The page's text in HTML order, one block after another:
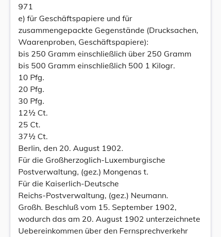
971
e) für Geschäftspapiere und für
zusammengepackte Gegenstände (Drucksachen,
Waarenproben, Geschäftspapiere):
bis 250 Gramm einschließlich über 250 Gramm
bis 500 Gramm einschließlich 500 1 Kilogr.
10 Pfg.
20 Pfg.
30 Pfg.
12½ Ct.
25 Ct.
37½ Ct.
Berlin, den 20. August 1902.
Für die Großherzoglich-Luxemburgische
Postverwaltung, (gez.) Mongenas t.
Für die Kaiserlich-Deutsche
Reichs-Postverwaltung, (gez.) Neumann.
Großh. Beschluß vom 15. September 1902,
wodurch das am 20. August 1902 unterzeichnete
Uebereinkommen über den Fernsprechverkehr